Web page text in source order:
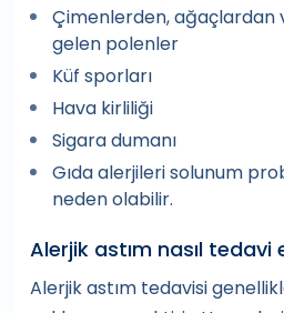
Çimenlerden, ağaçlardan
gelen polenler
Küf sporları
Hava kirliliği
Sigara dumanı
Gıda alerjileri solunum
neden olabilir.
Alerjik astım nasıl tedavi
Alerjik astım tedavisi